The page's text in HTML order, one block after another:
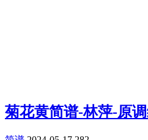
菊花黄简谱-林萍-原